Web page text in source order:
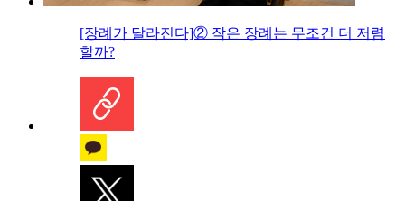
[장례가 달라진다]② 작은 장례는 무조건 더 저렴
할까?